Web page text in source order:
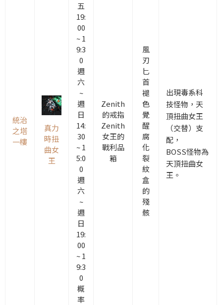
統治
之塔
一樓
真力
時扭
曲女
王
五
19:
00
~ 1
9:3
0
週
六
~
週
日
14:
30
~ 1
5:0
0
週
六
~
週
日
19:
00
~ 1
9:3
0
概
率
Zenith
的戒指
Zenith
女王的
戰利品
箱
風
刃
匕
首
褪
色
覺
醒
腐
化
裂
紋
盒
的
殘
骸
出現毒系科
技怪物，天
頂扭曲女王
（交替）支
配，
BOSS怪物為
天頂扭曲女
王。